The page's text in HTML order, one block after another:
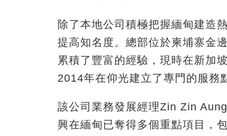
除了本地公司積極把握緬甸建造
提高知名度。總部位於柬埔寨金
累積了豐富的經驗，現時在新加
2014年在仰光建立了專門的服務
該公司業務發展經理Zin Zin
興在緬甸已奪得多個重點項目，